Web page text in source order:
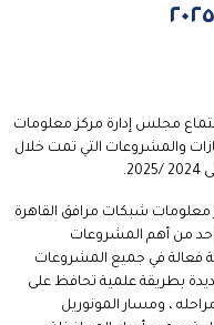
مجلس إدارة مركز معلومات
والمشروعات التي تمت خلال
معلومات شبكات مرافق القاهرة
الذي تم انشائه عام ١٩٨٨ هو واحد من أهم المشروعات
فعالة في جميع المشروعات
بطريقة علمية تحافظ على
، ومسار المونوريل